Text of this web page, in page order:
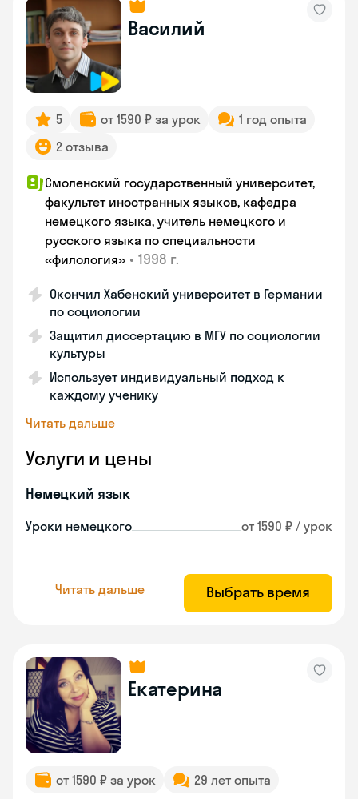
Василий
5 от 1590 ₽ за урок
1 год опыта
2 отзыва
Смоленский государственный университет,
факультет иностранных языков, кафедра
немецкого языка, учитель немецкого и
русского языка по специальности
«филология» • 1998 г.
Окончил Хабенский университет в Германии
по социологии
Защитил диссертацию в МГУ по социологии
культуры
Использует индивидуальный подход к
каждому ученику
Читать дальше
Услуги и цены
Немецкий язык
Уроки немецкого от 1590 ₽ / урок
Читать дальше Выбрать время
Екатерина
от 1590 ₽ за урок 29 лет опыта